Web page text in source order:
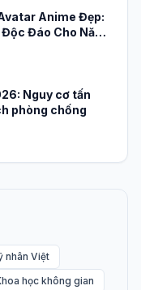
Anime Đẹp:
Độc Đáo Cho Năm
Nguy cơ tấn
phòng chống
nhân Việt
học không gian